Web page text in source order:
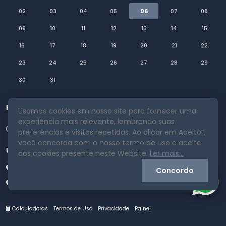
02 03 04 05 06 07 08
09 10 11 12 13 14 15
16 17 18 19 20 21 22
23 24 25 26 27 28 29
30 31
Horário
Segunda a Sexta 08:00 as 18:00
Unidades
Calculadoras Termos de Uso Privacidade Painel
Usamos cookies em nosso site para fornecer uma
experiência mais relevante, lembrando suas
preferências e visitas repetidas. Ao clicar em Aceito”,
você concorda com o nosso termo de uso e aceite
dos cookies presente neste Website. Ler mais...
Concordo